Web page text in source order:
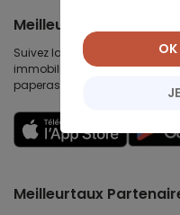
Meilleurtaux Placement
Suivez la performance de
immobilier, défiscalisation)
paperasse.
Meilleurtaux